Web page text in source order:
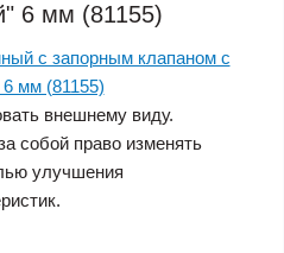
6 мм (81155)
внешнему виду.
собой право изменять
улучшения